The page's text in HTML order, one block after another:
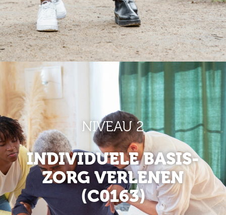
NIVEAU 2
INDIVIDUELE BASIS­
ZORG VERLENEN
(C0163)